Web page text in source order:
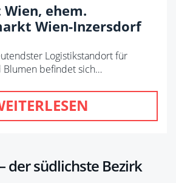
ehem.
Wien-Inzersdorf
Logistikstandort für
Blumen befindet sich…
der südlichste Bezirk